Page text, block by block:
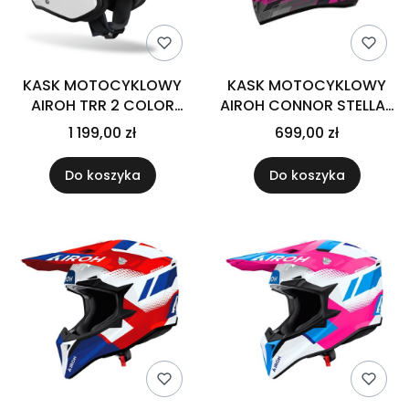
KASK MOTOCYKLOWY
AIROH TRR 2 COLOR
WHITE GLOSS
1 199,00 zł
Do koszyka
KASK MOTOCYKLOWY
AIROH CONNOR STELLAR
GLOSS
699,00 zł
Do koszyka